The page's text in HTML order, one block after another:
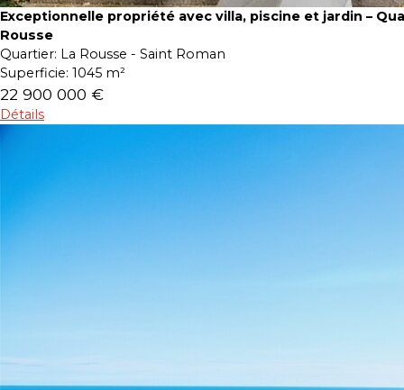
Exceptionnelle propriété avec villa, piscine et jardin –
Rousse
Quartier: La Rousse - Saint Roman
Superficie: 1045 m²
22 900 000 €
Détails